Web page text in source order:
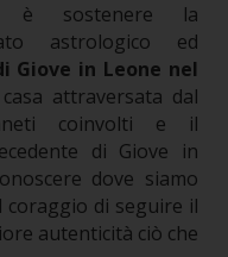
è sostenere la
astrologico ed
Giove in Leone nel
attraversata dal
coinvolti e il
di Giove in
dove siamo
coraggio di seguire il
autenticità ciò che